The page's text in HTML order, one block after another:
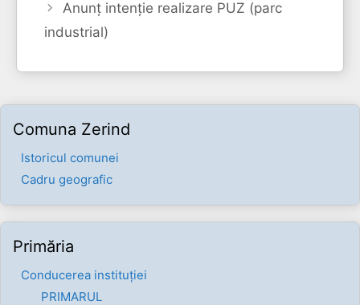
Anunț intenție realizare PUZ (parc
industrial)
Comuna Zerind
Istoricul comunei
Cadru geografic
Primăria
Conducerea instituției
PRIMARUL